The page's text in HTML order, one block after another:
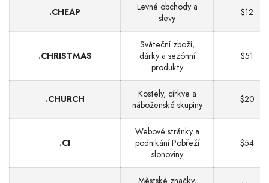
.CHEAP
Levné obchody a
slevy
$12
.CHRISTMAS
Sváteční zboží,
dárky a sezónní
produkty
$51
.CHURCH
Kostely, církve a
náboženské skupiny
$20
.CI
Webové stránky a
podnikání Pobřeží
slonoviny
$54
Městské značky,